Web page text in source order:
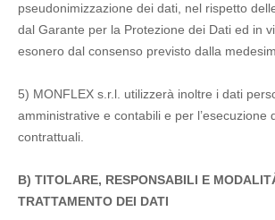
pseudonimizzazione dei dati, nel rispetto
dal Garante per la Protezione dei Dati ed in
esonero dal consenso previsto dalla
5) MONFLEX s.r.l. utilizzerà inoltre i dati
amministrative e contabili e per l’esecuzione
contrattuali.
B) TITOLARE, RESPONSABILI E
TRATTAMENTO DEI DATI